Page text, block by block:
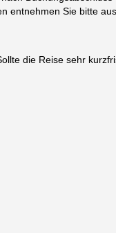
Sie bitte
die Reise sehr